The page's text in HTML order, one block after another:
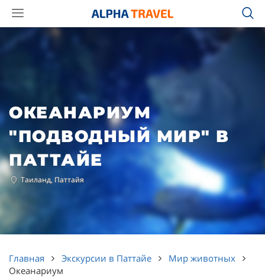
ОКЕАНАРИУМ
"ПОДВОДНЫЙ МИР" В
ПАТТАЙЕ
Таиланд, Паттайя
Главная Экскурсии в Паттайе
Мир животных
Океанариум